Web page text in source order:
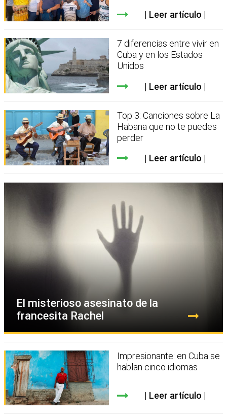
Leer artículo
7 diferencias entre vivir en
Cuba y en los Estados
Unidos
Leer artículo
Top 3: Canciones sobre La
Habana que no te puedes
perder
Leer artículo
El misterioso asesinato de la
francesita Rachel
Impresionante: en Cuba se
hablan cinco idiomas
Leer artículo